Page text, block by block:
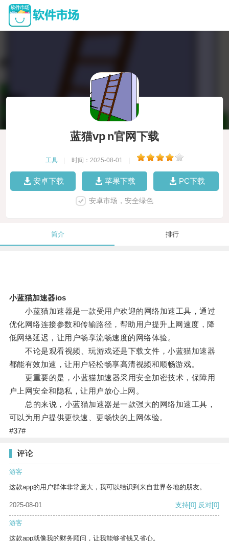
蓝猫vp n官网下载
工具 时间：2025-08-01
安卓下载 苹果下载 PC下载
安卓市场，安全绿色
简介 排行
小蓝猫加速器ios
小蓝猫加速器是一款受用户欢迎的网络加速工具，通过
优化网络连接参数和传输路径，帮助用户提升上网速度，降
低网络延迟，让用户畅享流畅速度的网络体验。
不论是观看视频、玩游戏还是下载文件，小蓝猫加速器
都能有效加速，让用户轻松畅享高清视频和顺畅游戏。
更重要的是，小蓝猫加速器采用安全加密技术，保障用
户上网安全和隐私，让用户放心上网。
总的来说，小蓝猫加速器是一款强大的网络加速工具，
可以为用户提供更快速、更畅快的上网体验。
#37#
评论
游客
这款app的用户群体非常庞大，我可以结识到来自世界各地的朋友。
2025-08-01 支持[0] 反对[0]
游客
这款app就像我的财务顾问，让我能够省钱又省心。